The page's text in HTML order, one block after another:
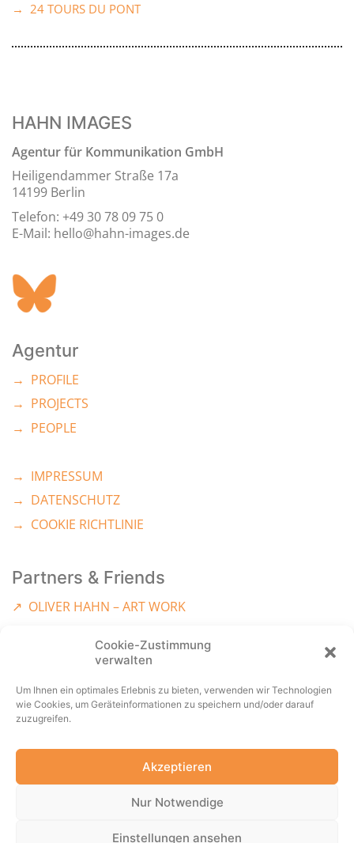
Cookie-Zustimmung
verwalten
Um Ihnen ein optimales Erlebnis zu bieten, verwenden wir Technologien
wie Cookies, um Geräteinformationen zu speichern und/oder darauf
zuzugreifen.
Akzeptieren
Nur Notwendige
Einstellungen ansehen
→ 24 TOURS DU PONT
HAHN IMAGES
Agentur für Kommunikation GmbH
Heiligendammer Straße 17a
14199 Berlin
Telefon: +49 30 78 09 75 0
E-Mail: hello@hahn-images.de
Agentur
→ PROFILE
→ PROJECTS
→ PEOPLE
→ IMPRESSUM
→ DATENSCHUTZ
→ COOKIE RICHTLINIE
Partners & Friends
↗︎ OLIVER HAHN – ART WORK
↗︎ MUSE – MUSEUMSHOPS
↗︎ NOVAK SIEBDRUCK
↗︎ THEE BALANCER – FILMMUSIK